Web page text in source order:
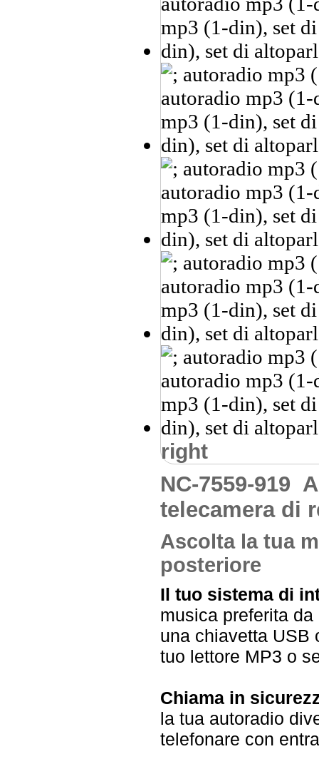
right
NC-7559-919
telecamera di
Ascolta la tua
posteriore
Il tuo sistema di
musica preferita
una chiavetta USB
tuo lettore MP3 o
Chiama in
la tua autoradio
telefonare con